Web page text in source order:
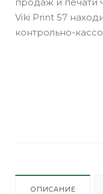
Viki Print 57
контрольно-
ОПИСАНИЕ